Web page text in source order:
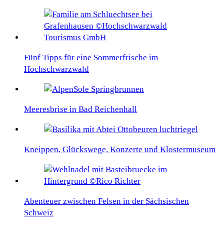
Fünf Tipps für eine Sommerfrische im
Hochschwarzwald
Meeresbrise in Bad Reichenhall
Kneippen, Glückswege, Konzerte und Klostermuseum
Abenteuer zwischen Felsen in der Sächsischen
Schweiz